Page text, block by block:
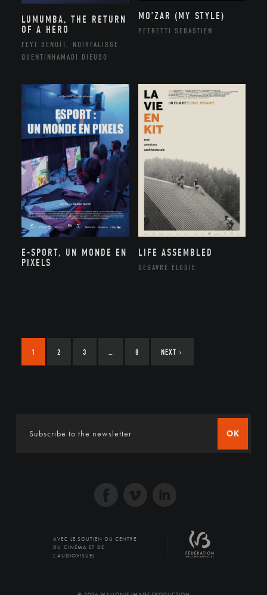
LUMUMBA, THE RETURN
OF A HERO
FEYT BENOÎT, NOIRFALISSE
QUENTINHAMADI DIEUDO
MO’ZAR (MY STYLE)
PETRETTI SÉBASTIEN
E-SPORT, UN MONDE EN
PIXELS
LIFE ASSEMBLED
DEGAVRE ÉLODIE
1 2 3 8 NEXT ›
OK
AVEC LE SOUTIEN DU CENTRE
DU CINÉMA ET DE
L'AUDIOVISUEL